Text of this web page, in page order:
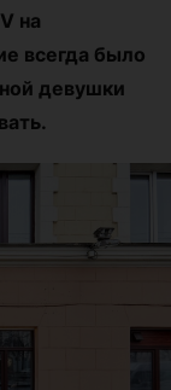
на
всегда было
девушки